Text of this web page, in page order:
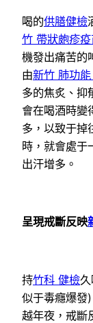
喝的供膳健檢
竹 帶狀皰疹
機發出痛苦的
由新竹 肺功能
多的焦炙、抑
會在喝酒時變
多，以致于掉
時，就會處于
出汗增多。
呈現戒斷反映
持竹科 健檢
似于毒癮爆發
越年夜，戒斷